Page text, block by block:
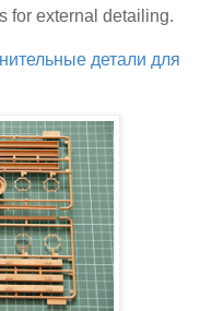
for external detailing.
детали для